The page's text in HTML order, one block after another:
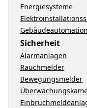
Energiesysteme
Gebäudeautomation
Sicherheit
Alarmanlagen
Rauchmelder
Bewegungsmelder